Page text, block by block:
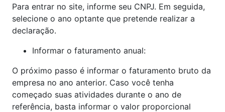
Para entrar no site, informe seu CNPJ. Em seguida,
selecione o ano optante que pretende realizar a
declaração.
Informar o faturamento anual:
O próximo passo é informar o faturamento bruto da
empresa no ano anterior. Caso você tenha
começado suas atividades durante o ano de
referência, basta informar o valor proporcional